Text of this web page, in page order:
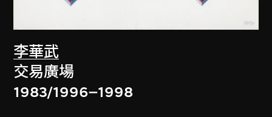
李華武
交易廣場
1983/1996–1998